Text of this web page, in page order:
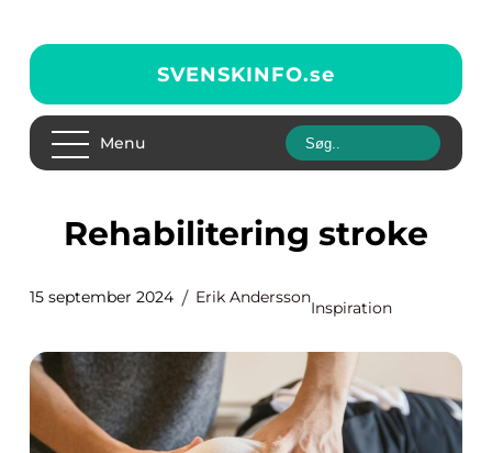
SVENSKINFO.se
Menu
Rehabilitering stroke
15 september 2024 Erik Andersson
Inspiration